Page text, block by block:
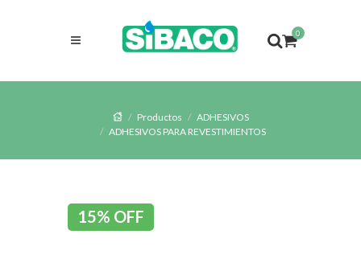
0
Productos
ADHESIVOS
ADHESIVOS PARA REVESTIMIENTOS
15% OFF